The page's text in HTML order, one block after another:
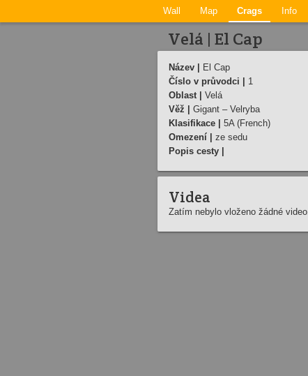
Wall Map Crags Info
Velá | El Cap
Název |
El Cap
Číslo v průvodci |
1
Oblast |
Velá
Věž |
Gigant – Velryba
Klasifikace |
5A (French)
Omezení |
ze sedu
Popis cesty |
Videa
Zatím nebylo vloženo žádné video.